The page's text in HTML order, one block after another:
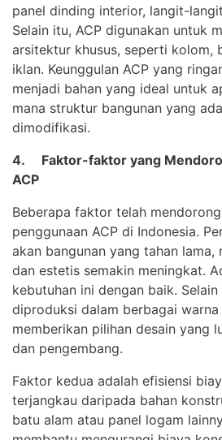
panel dinding interior, langit-
Selain itu, ACP digunakan untuk
arsitektur khusus, seperti kolom,
iklan. Keunggulan ACP yang
menjadi bahan yang ideal untuk
mana struktur bangunan yang
dimodifikasi.
4. Faktor-faktor yang
ACP
Beberapa faktor telah
penggunaan ACP di Indonesia.
akan bangunan yang tahan lama,
dan estetis semakin meningkat.
kebutuhan ini dengan baik.
diproduksi dalam berbagai warna
memberikan pilihan desain yang
dan pengembang.
Faktor kedua adalah efisiensi
terjangkau daripada bahan
batu alam atau panel logam